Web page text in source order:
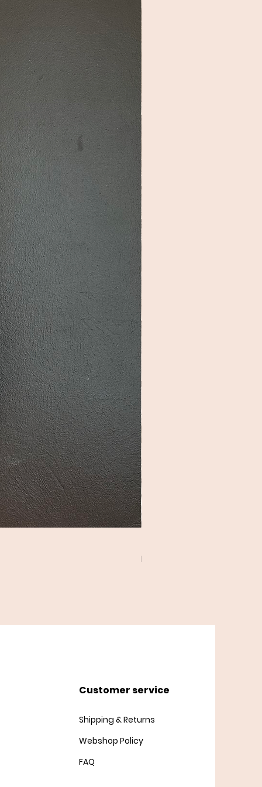
Price
DKK 45.00
Customer service
Shipping & Returns
Webshop Policy
FAQ